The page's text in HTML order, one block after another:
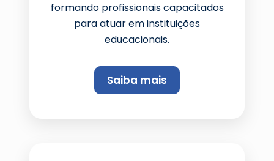
formando profissionais capacitados
para atuar em instituições
educacionais.
Saiba mais